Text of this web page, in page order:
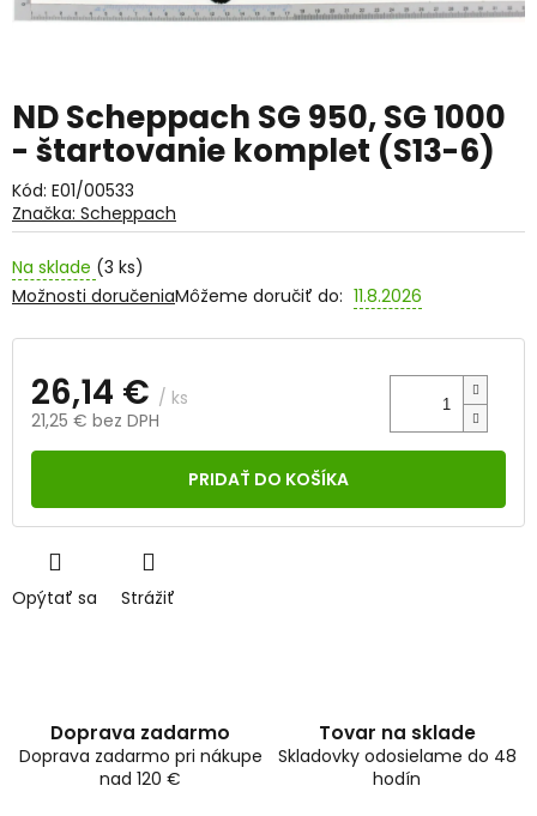
ND Scheppach SG 950, SG 1000
- štartovanie komplet (S13-6)
Kód: E01/00533
Na sklade (3 ks)
Môžeme doručiť do: 11.8.2026
Možnosti doručenia
26,14 € / ks
21,25 € bez DPH
Jednotková
PRIDAŤ DO KOŠÍKA
Opýtať sa Strážiť
Značka: Scheppach
Doprava zadarmo
Doprava zadarmo pri nákupe
nad 120 €
Tovar na sklade
Skladovky odosielame do 48
hodín